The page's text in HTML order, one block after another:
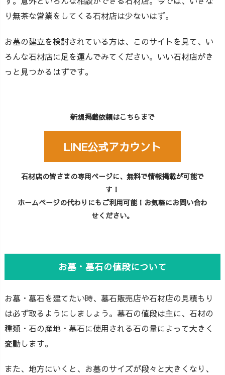
り無茶な営業をしてくる石材店は少ないはず。
お墓の建立を検討されている方は、このサイトを見て、い
ろんな石材店に足を運んでみてください。いい石材店がき
っと見つかるはずです。
新規掲載依頼はこちらまで
LINE公式アカウント
石材店の皆さまの専用ページに、無料で情報掲載が可能で
す！
ホームページの代わりにもご利用可能！お気軽にお問い合わ
せください。
お墓・墓石の値段について
お墓・墓石を建てたい時、墓石販売店や石材店の見積もり
は必ず取るようにしましょう。墓石の値段は主に、石材の
種類・石の産地・墓石に使用される石の量によって大きく
変動します。
また、地方にいくと、お墓のサイズが段々と大きくなり、